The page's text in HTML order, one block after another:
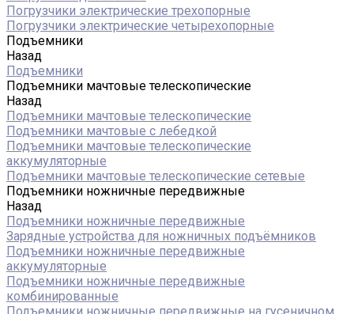
Погрузчики электрические трехопорные
Погрузчики электрические четырехопорные
Подъемники
Назад
Подъемники
Подъемники мачтовые телескопические
Назад
Подъемники мачтовые телескопические
Подъемники мачтовые с лебедкой
Подъемники мачтовые телескопические
аккумуляторные
Подъемники мачтовые телескопические сетевые
Подъемники ножничные передвижные
Назад
Подъемники ножничные передвижные
Зарядные устройства для ножничных подъёмников
Подъемники ножничные передвижные
аккумуляторные
Подъемники ножничные передвижные
комбинированные